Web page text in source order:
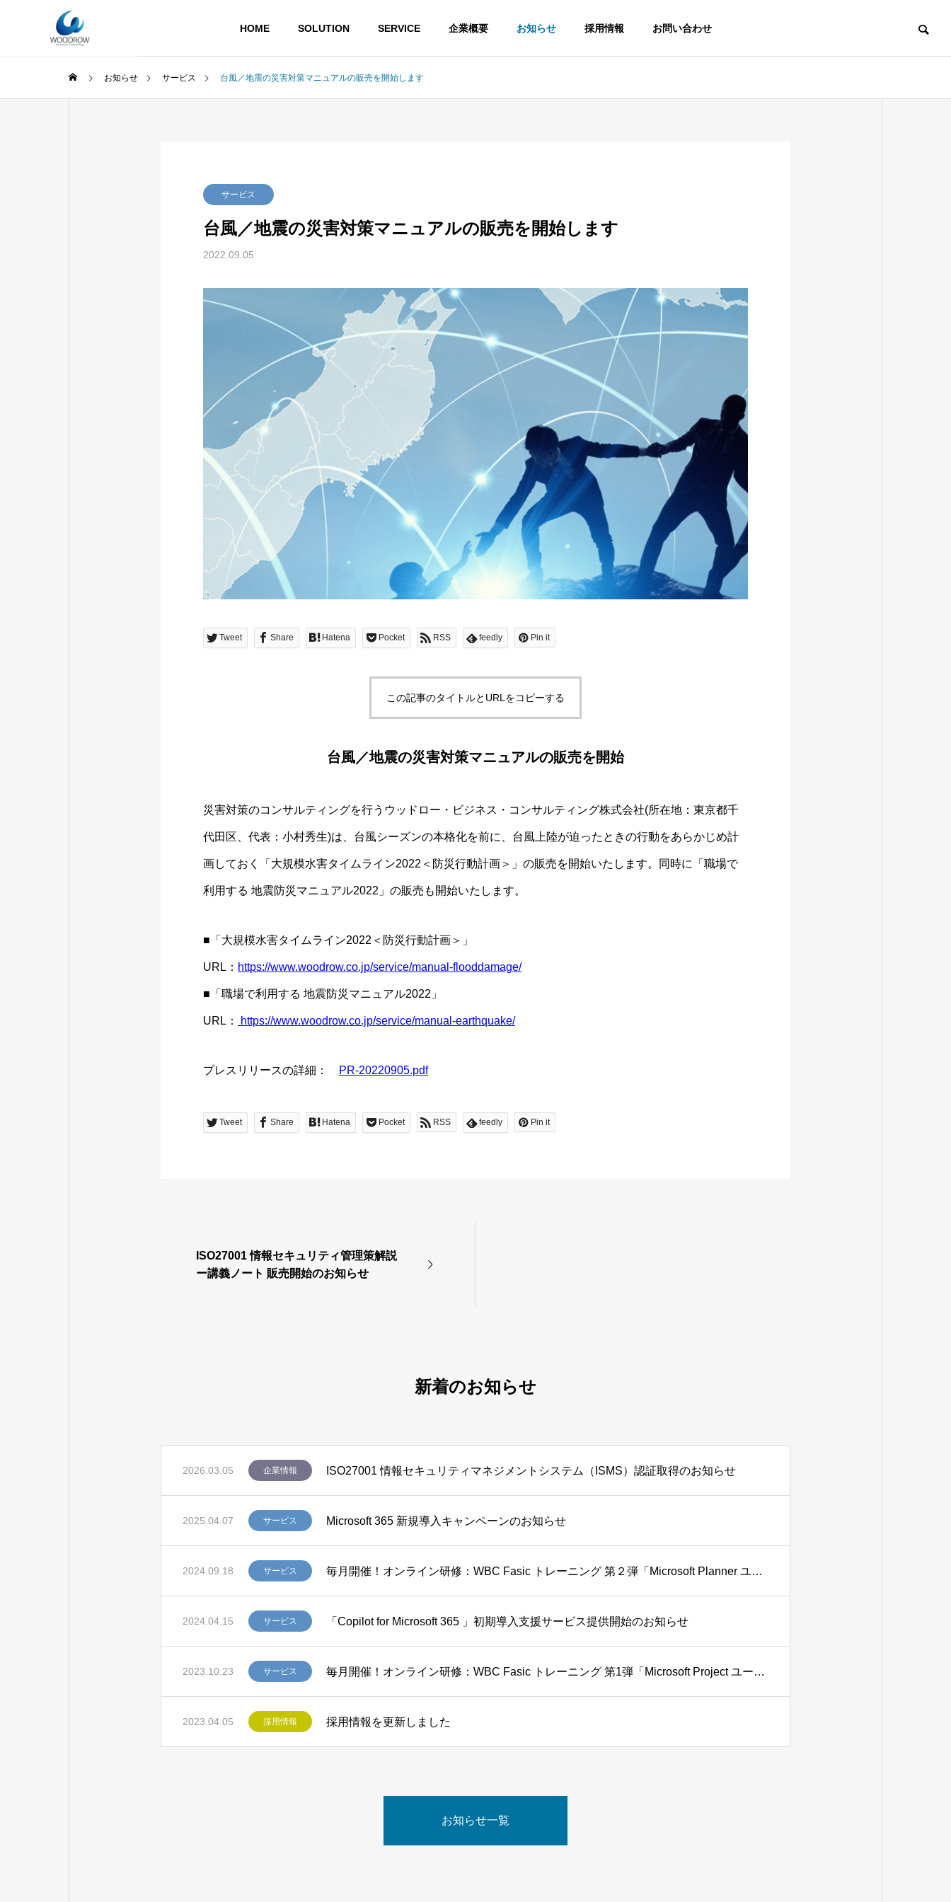
HOME SOLUTION SERVICE 企業概要 お知らせ 採用情報 お問い合わせ
認証取得支援・運用支援 Microsoft、Dropbox、Zoom
地震防災マニュアル、大規模水害タ
イムライン
アクセス
PARTNER
お知らせ サービス 台風／地震の災害対策マニュアルの販売を開始します
サービス
台風／地震の災害対策マニュアルの販売を開始します
2022.09.05
Tweet Share Hatena Pocket RSS feedly Pin it
この記事のタイトルとURLをコピーする
台風／地震の災害対策マニュアルの販売を開始
災害対策のコンサルティングを行うウッドロー・ビジネス・コンサルティング株式会社(所在地：東京都千
代田区、代表：小村秀生)は、台風シーズンの本格化を前に、台風上陸が迫ったときの行動をあらかじめ計
画しておく「大規模水害タイムライン2022＜防災行動計画＞」の販売を開始いたします。同時に「職場で
利用する 地震防災マニュアル2022」の販売も開始いたします。
■「大規模水害タイムライン2022＜防災行動計画＞」
URL： https://www.woodrow.co.jp/service/manual-flooddamage/
■「職場で利用する 地震防災マニュアル2022」
URL： https://www.woodrow.co.jp/service/manual-earthquake/
プレスリリースの詳細： PR-20220905.pdf
Tweet Share Hatena Pocket RSS feedly Pin it
ISO27001 情報セキュリティ管理策解説
ー講義ノート 販売開始のお知らせ
新着のお知らせ
2026.03.05 企業情報 ISO27001 情報セキュリティマネジメントシステム（ISMS）認証取得のお知らせ
2025.04.07 サービス Microsoft 365 新規導入キャンペーンのお知らせ
2024.09.18 サービス 毎月開催！オンライン研修：WBC Fasic トレーニング 第２弾「Microsoft Planner ユーザートレーニング」 サービス開始のお知らせ
2024.04.15 サービス 「Copilot for Microsoft 365 」初期導入支援サービス提供開始のお知らせ
2023.10.23 サービス 毎月開催！オンライン研修：WBC Fasic トレーニング 第1弾「Microsoft Project ユーザートレーニング」 サービス開始のお知らせ
2023.04.05 採用情報 採用情報を更新しました
お知らせ一覧